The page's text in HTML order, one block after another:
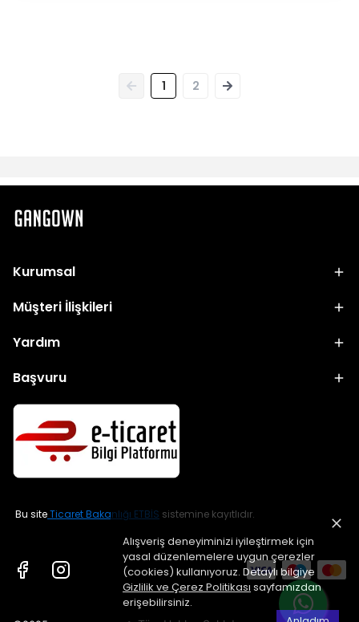
Alışveriş deneyiminizi iyileştirmek için
yasal düzenlemelere uygun çerezler
(cookies) kullanıyoruz. Detaylı bilgiye
Gizlilik ve Çerez Politikası sayfamızdan
erişebilirsiniz.
1 2
Kurumsal
Müşteri İlişkileri
Yardım
Başvuru
Bu siteTicaret Bakanlığı ETBİS sistemine kayıtlıdır.